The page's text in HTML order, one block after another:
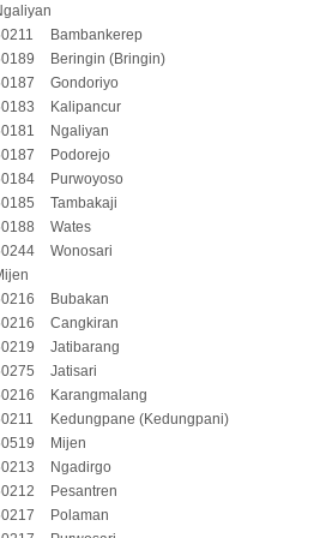
Bambankerep
Beringin (Bringin)
Gondoriyo
Kalipancur
Ngaliyan
Podorejo
Purwoyoso
Tambakaji
Wates
Wonosari
Bubakan
Cangkiran
Jatibarang
Jatisari
Karangmalang
Kedungpane (Kedungpani)
Mijen
Ngadirgo
Pesantren
Polaman